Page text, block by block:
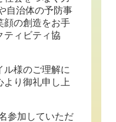
自治体の予防事
顔の創造をお手
ティビティ協
ル様のご理解に
より御礼申し上
参加していただ